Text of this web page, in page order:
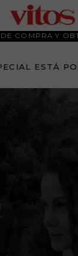
DE COMPRA Y
ESTÁ